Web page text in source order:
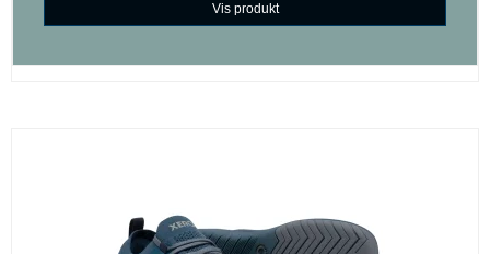
Vis produkt